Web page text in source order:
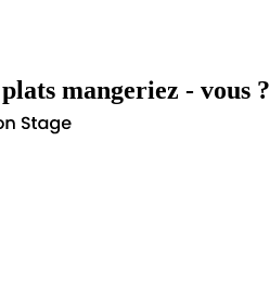
mangeriez - vous ?